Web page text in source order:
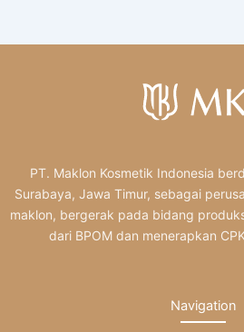
PT. Maklon Kosmetik Indonesia
Surabaya, Jawa Timur, sebagai
maklon, bergerak pada bidang
dari BPOM dan menerapkan
Navigation